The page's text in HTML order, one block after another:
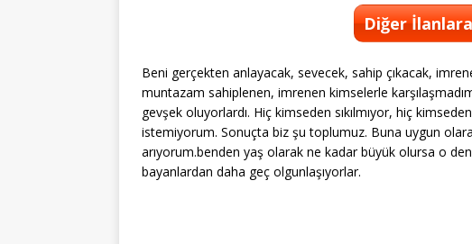
Diğer
Beni gerçekten anlayacak, sevecek, sahip çıkacak,
muntazam sahiplenen, imrenen kimselerle
gevşek oluyorlardı. Hiç kimseden sıkılmıyor, hiç
istemiyorum. Sonuçta biz şu toplumuz. Buna uygun
arıyorum.benden yaş olarak ne kadar büyük olursa o
bayanlardan daha geç olgunlaşıyorlar.